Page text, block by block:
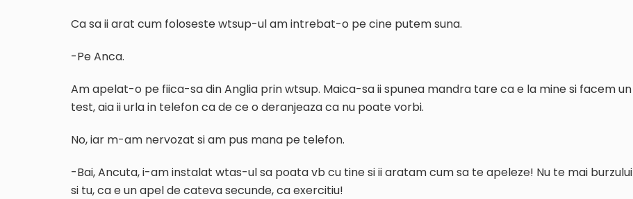
Ca sa ii arat cum foloseste wtsup-ul am intrebat-o pe cine putem suna.
-Pe Anca.
Am apelat-o pe fiica-sa din Anglia prin wtsup. Maica-sa ii spunea mandra tare ca e la mine si facem un
test, aia ii urla in telefon ca de ce o deranjeaza ca nu poate vorbi.
No, iar m-am nervozat si am pus mana pe telefon.
-Bai, Ancuta, i-am instalat wtas-ul sa poata vb cu tine si ii aratam cum sa te apeleze! Nu te mai burzului
si tu, ca e un apel de cateva secunde, ca exercitiu!